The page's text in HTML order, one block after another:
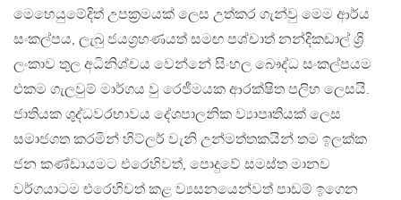
මෙහෙයුමේදිත් උපක්‍රමයක් ලෙස උත්කර ගැන්වු මෙම ආර්ය
සංකල්පය, ලැබු ජයග්‍රහණයත් සමඟ පශ්චාත් නන්දිකඩාල් ශ්‍රි
ලංකාව තුල අධිනිශ්චය වෙන්නේ සිංහල බෞද්ධ සංකල්පයම
එකම ගැලවුම් මාර්ගය වු රෙජීමයක ආරක්ෂිත පලිහ ලෙසයි.
ජාතියක ශුද්ධවරභාවය දේශපාලනික ව්‍යාපෘතියක් ලෙස
සමාජගත කරමින් හිට්ලර් වැනි උන්මත්තකයින් තම ඉලක්ක
ජන කණ්ඩායමට එරෙහිවත්, පොදුවේ සමස්ත මානව
වර්ගයාටම එරෙහිවත් කළ ව්‍යසනයෙන්වත් පාඩම් ඉගෙන